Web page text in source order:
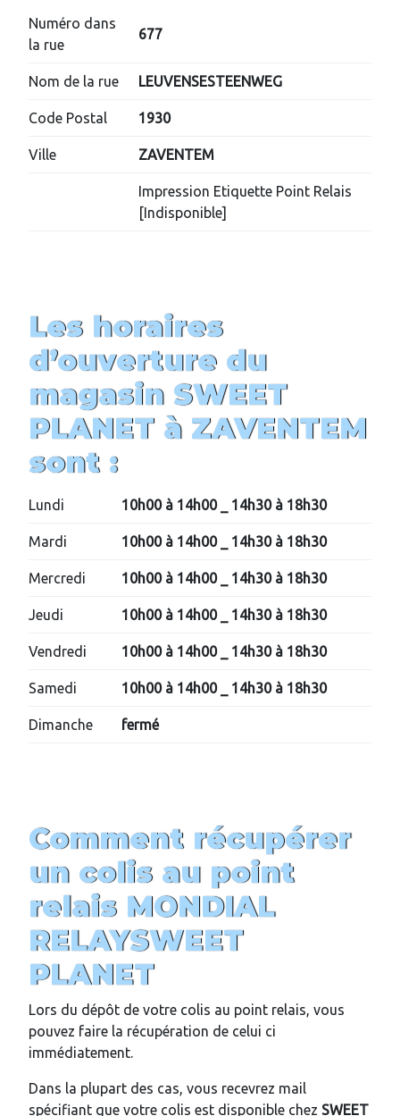
Numéro dans
la rue
677
Nom de la rue LEUVENSESTEENWEG
Code Postal 1930
Ville ZAVENTEM
Impression Etiquette Point Relais
[Indisponible]
Les horaires
d’ouverture du
magasin SWEET
PLANET à ZAVENTEM
sont :
Lundi 10h00 à 14h00 _ 14h30 à 18h30
Mardi 10h00 à 14h00 _ 14h30 à 18h30
Mercredi 10h00 à 14h00 _ 14h30 à 18h30
Jeudi 10h00 à 14h00 _ 14h30 à 18h30
Vendredi 10h00 à 14h00 _ 14h30 à 18h30
Samedi 10h00 à 14h00 _ 14h30 à 18h30
Dimanche fermé
Comment récupérer
un colis au point
relais MONDIAL
RELAYSWEET
PLANET
Lors du dépôt de votre colis au point relais, vous
pouvez faire la récupération de celui ci
immédiatement.
Dans la plupart des cas, vous recevrez mail
spécifiant que votre colis est disponible chez SWEET